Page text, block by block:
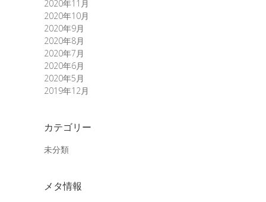
2020年11月
2020年10月
2020年9月
2020年8月
2020年7月
2020年6月
2020年5月
2019年12月
カテゴリー
未分類
メタ情報